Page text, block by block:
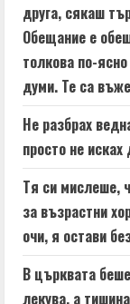
друга, сякаш
Обещание е
толкова по-
думи. Те са
Не разбрах
просто не исках
Тя си мислеше,
за възрастни
очи, я остави
В църквата
лекува, а